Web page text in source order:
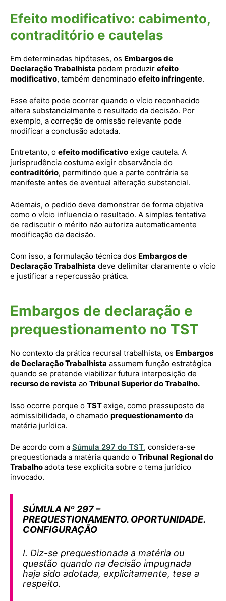
Efeito modificativo: cabimento,
contraditório e cautelas
Em determinadas hipóteses, os Embargos de
Declaração Trabalhista podem produzir efeito
modificativo, também denominado efeito infringente.
Esse efeito pode ocorrer quando o vício reconhecido
altera substancialmente o resultado da decisão. Por
exemplo, a correção de omissão relevante pode
modificar a conclusão adotada.
Entretanto, o efeito modificativo exige cautela. A
jurisprudência costuma exigir observância do
contraditório, permitindo que a parte contrária se
manifeste antes de eventual alteração substancial.
Ademais, o pedido deve demonstrar de forma objetiva
como o vício influencia o resultado. A simples tentativa
de rediscutir o mérito não autoriza automaticamente
modificação da decisão.
Com isso, a formulação técnica dos Embargos de
Declaração Trabalhista deve delimitar claramente o vício
e justificar a repercussão prática.
Embargos de declaração e
prequestionamento no TST
No contexto da prática recursal trabalhista, os Embargos
de Declaração Trabalhista assumem função estratégica
quando se pretende viabilizar futura interposição de
recurso de revista ao Tribunal Superior do Trabalho.
Isso ocorre porque o TSTexige, como pressuposto de
admissibilidade, o chamado prequestionamento da
matéria jurídica.
De acordo com a Súmula 297 do TST, considera-se
prequestionada a matéria quando o Tribunal Regional do
Trabalhoadota tese explícita sobre o tema jurídico
invocado.
SÚMULA Nº 297 –
PREQUESTIONAMENTO. OPORTUNIDADE.
CONFIGURAÇÃO
I. Diz-se prequestionada a matéria ou
questão quando na decisão impugnada
haja sido adotada, explicitamente, tese a
respeito.